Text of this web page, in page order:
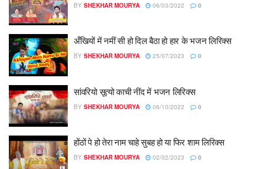
BY SHEKHAR MOURYA 06/03/2022 0
अँखियों में नमीं सी हो दिल बैठा हो हार के भजन लिरिक्स
BY SHEKHAR MOURYA 25/07/2023 0
सांवरियो सूत्यो काची नींद में भजन लिरिक्स
BY SHEKHAR MOURYA 06/10/2022 0
होंठों पे हो तेरा नाम चाहे सुबह हो या फिर शाम लिरिक्स
BY SHEKHAR MOURYA 02/02/2023 0